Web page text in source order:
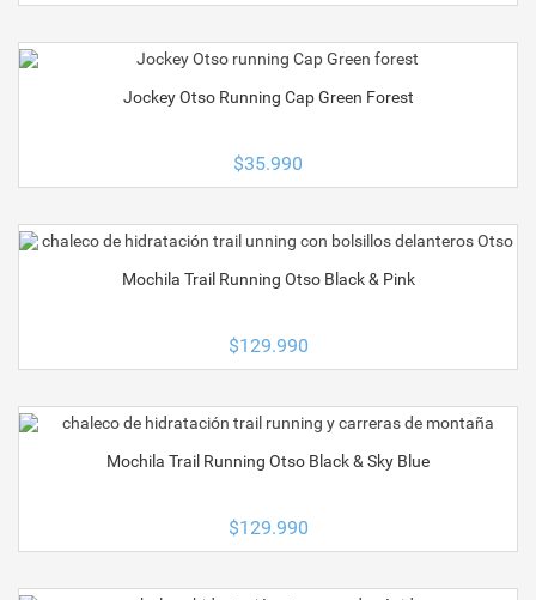
Jockey Otso Running Cap Green Forest
$35.990
Mochila Trail Running Otso Black & Pink
$129.990
Mochila Trail Running Otso Black & Sky Blue
$129.990